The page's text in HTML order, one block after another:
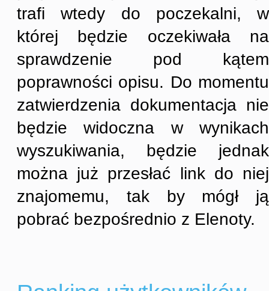
trafi wtedy do poczekalni, w
której będzie oczekiwała na
sprawdzenie pod kątem
poprawności opisu. Do momentu
zatwierdzenia dokumentacja nie
będzie widoczna w wynikach
wyszukiwania, będzie jednak
można już przesłać link do niej
znajomemu, tak by mógł ją
pobrać bezpośrednio z Elenoty.